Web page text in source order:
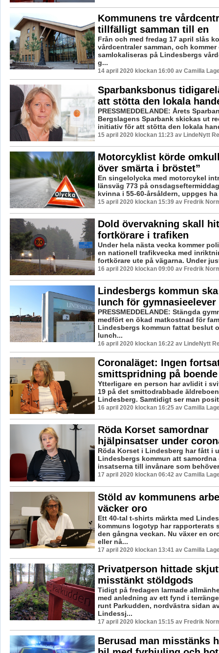
Kommunens tre
tillfälligt samman till en
Från och med fredag 17 april slås
vårdcentraler samman, och kommer
samlokaliseras på Lindesbergs
g...
14 april 2020 klockan 16:00 av Camilla
Sparbanksbonus
att stötta den lokala
PRESSMEDDELANDE: Årets
Bergslagens Sparbank skickas ut
initiativ för att stötta den lokala
15 april 2020 klockan 11:23 av LindeNytt
Motorcyklist körde
över smärta i bröstet”
En singelolycka med motorcykel
länsväg 773 på
kvinna i 55-60-årsåldern, uppges
15 april 2020 klockan 15:39 av Fredrik
Dold övervakning skall
fortkörare i trafiken
Under hela nästa vecka kommer
en nationell trafikvecka med
fortkörare ute på vägarna. Under
16 april 2020 klockan 09:00 av Fredrik
Lindesbergs kommun
lunch för gymnasieelever
PRESSMEDDELANDE: Stängda
medfört en ökad matkostnad för
Lindesbergs kommun fattat beslut
lunch...
16 april 2020 klockan 16:22 av LindeNytt
Coronaläget: Ingen
smittspridning på boende
Ytterligare en person har avlidit i
19 på det smittodrabbade
Lindesberg. Samtidigt ser man
16 april 2020 klockan 16:25 av Camilla
Röda Korset samordnar
hjälpinsatser under
Röda Korset i Lindesberg har fått i
Lindesbergs kommun att samordna
insatserna till invånare som
17 april 2020 klockan 06:42 av Camilla
Stöld av kommunens
väcker oro
Ett 40-tal t-shirts märkta med
kommuns logotyp har rapporterats
den gångna veckan. Nu växer en
eller nå...
17 april 2020 klockan 13:41 av Camilla
Privatperson hittade
misstänkt stöldgods
Tidigt på fredagen larmade
med anledning av ett fynd i
runt Parkudden, nordvästra sidan
Lindessj...
17 april 2020 klockan 15:15 av Fredrik
Berusad man misstänks